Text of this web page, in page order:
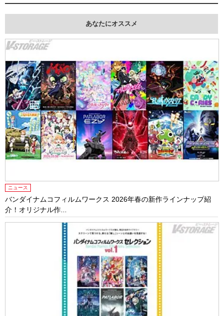
あなたにオススメ
ニュース
バンダイナムコフィルムワークス 2026年春の新作ラインナップ紹
介！オリジナル作...